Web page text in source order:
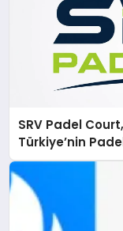
SRV Padel
Türkiye’nin